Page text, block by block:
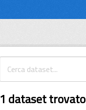
1 dataset trovato